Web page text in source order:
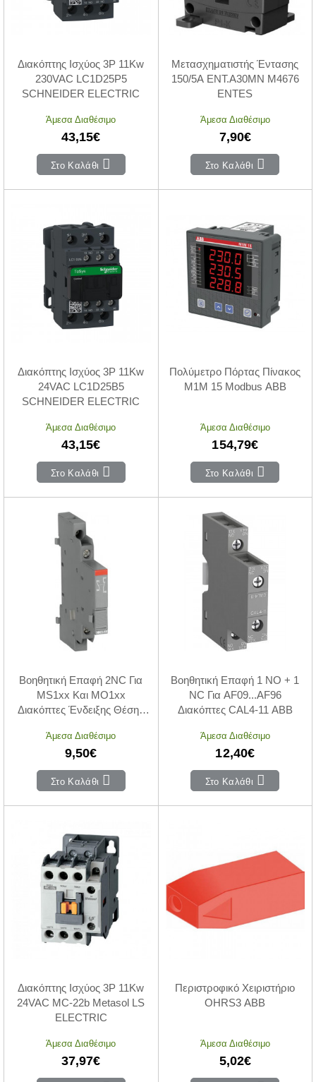
Διακόπτης Ισχύος 3P 11Kw
230VAC LC1D25P5
SCHNEIDER ELECTRIC
Άμεσα Διαθέσιμο
43,15€
Στο Καλάθι
Μετασχηματιστής Έντασης
150/5A ΕΝΤ.Α30ΜΝ M4676
ENTES
Άμεσα Διαθέσιμο
7,90€
Στο Καλάθι
Διακόπτης Ισχύος 3P 11Kw
24VAC LC1D25B5
SCHNEIDER ELECTRIC
Άμεσα Διαθέσιμο
43,15€
Στο Καλάθι
Πολύμετρο Πόρτας Πίνακος
M1M 15 Modbus ABB
Άμεσα Διαθέσιμο
154,79€
Στο Καλάθι
Βοηθητική Επαφή 2NC Για
MS1xx Και MO1xx
Διακόπτες Ένδειξης Θέσης
Άμεσα Διαθέσιμο
9,50€
Στο Καλάθι
Βοηθητική Επαφή 1 NO + 1
NC Για AF09...AF96
Διακόπτες CAL4-11 ABB
Άμεσα Διαθέσιμο
12,40€
Στο Καλάθι
Διακόπτης Ισχύος 3P 11Kw
24VAC MC-22b Metasol LS
ELECTRIC
Άμεσα Διαθέσιμο
37,97€
Περιστροφικό Χειριστήριο
OHRS3 ABB
Άμεσα Διαθέσιμο
5,02€